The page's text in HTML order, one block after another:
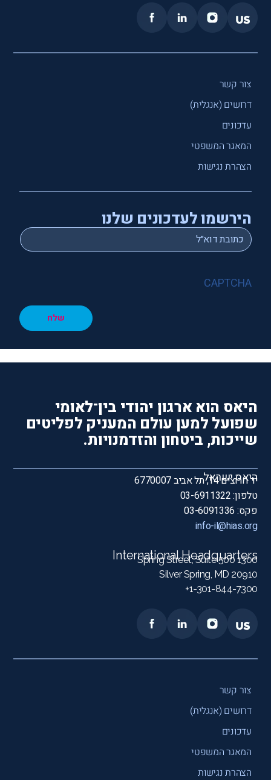
צור קשר
דרושים (אנגלית)
עדכונים
המאגר המשפטי
הצהרת נגישות
הירשמו לעדכונים שלנו
Email
*
CAPTCHA
שלח
היאס הוא ארגון יהודי בין־לאומי
שפועל למען עולם המעניק לפליטים
שייכות, ביטחון והזדמנויות.
היאס ישראל
יד חרוצים 14, תל אביב 6770007
טלפון: 03-6911322
פקס: 03-6091336
info-il@hias.org
International Headquarters
1300 Spring Street, Suite 500
Silver Spring, MD 20910
1-301-844-7300+
צור קשר
דרושים (אנגלית)
עדכונים
המאגר המשפטי
הצהרת נגישות